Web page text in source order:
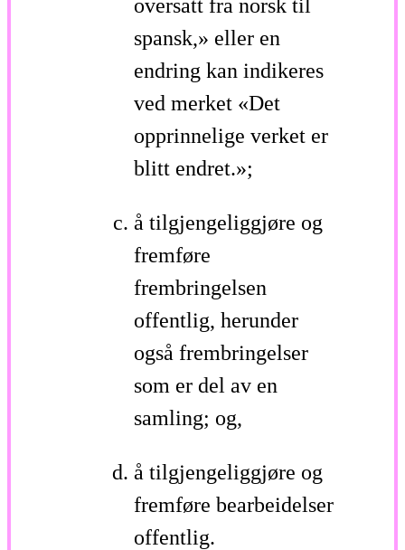
oversatt fra norsk til
spansk,» eller en
endring kan indikeres
ved merket «Det
opprinnelige verket er
blitt endret.»;
å tilgjengeliggjøre og
fremføre
frembringelsen
offentlig, herunder
også frembringelser
som er del av en
samling; og,
å tilgjengeliggjøre og
fremføre bearbeidelser
offentlig.